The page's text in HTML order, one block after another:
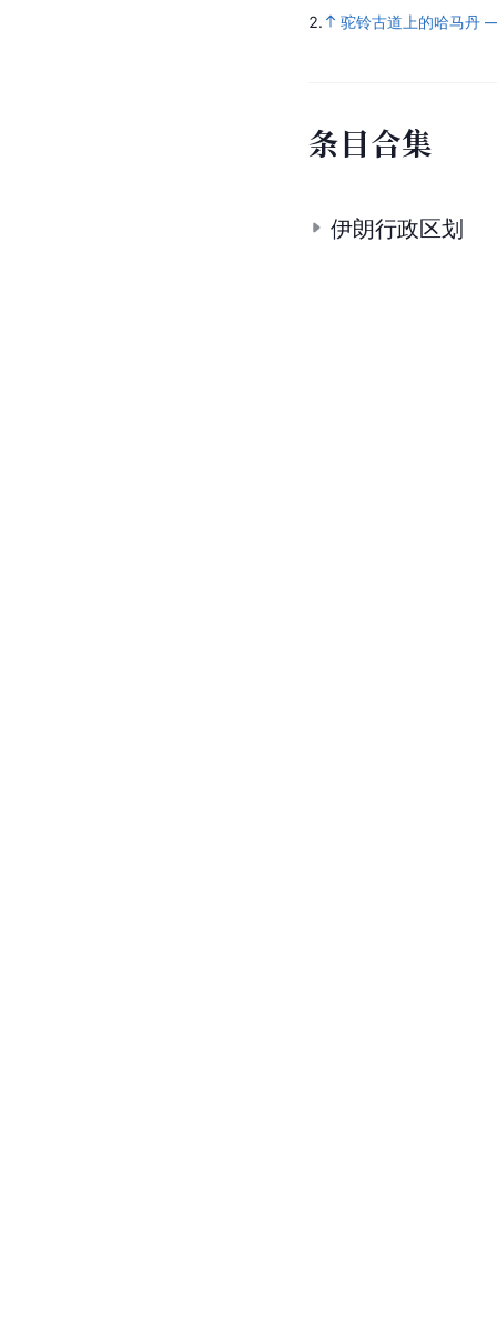
2. 驼铃古道上的哈马丹
条目合集
伊朗行政区划